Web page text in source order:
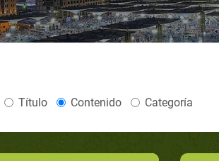
Título Contenido Categoría